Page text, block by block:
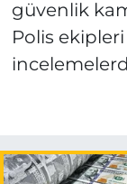
güvenlik
Polis